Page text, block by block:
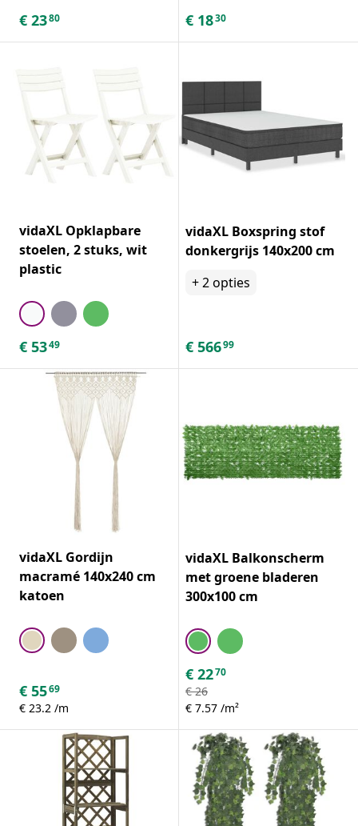
€ 2380 € 1830
vidaXL Opklapbare
stoelen, 2 stuks, wit
plastic
€ 5349
vidaXL Boxspring stof
donkergrijs 140x200 cm
+2opties
€ 56699
vidaXL Gordijn
macramé 140x240 cm
katoen
€ 5569
€ 23.2 /m
vidaXL Balkonscherm
met groene bladeren
300x100 cm
€ 2270
€ 26
€ 7.57 /m²